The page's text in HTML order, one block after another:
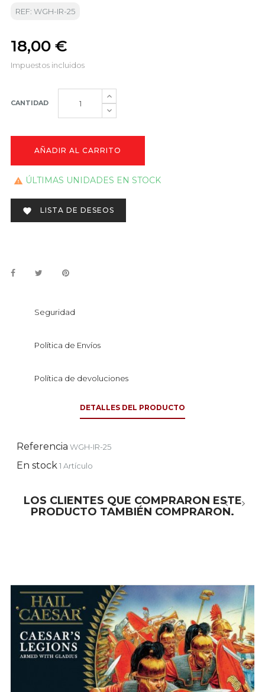
REF: WGH-IR-25
18,00 €
Impuestos incluidos
CANTIDAD
AÑADIR AL CARRITO
 ÚLTIMAS UNIDADES EN STOCK
 LISTA DE DESEOS
Seguridad
Política de Envíos
Política de devoluciones
DETALLES DEL PRODUCTO
Referencia WGH-IR-25
En stock1 Artículo
LOS CLIENTES QUE COMPRARON ESTE
PRODUCTO TAMBIÉN COMPRARON.